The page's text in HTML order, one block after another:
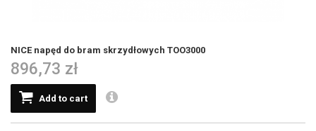
NICE napęd do bram skrzydłowych TOO3000
896,73 zł
Add to cart